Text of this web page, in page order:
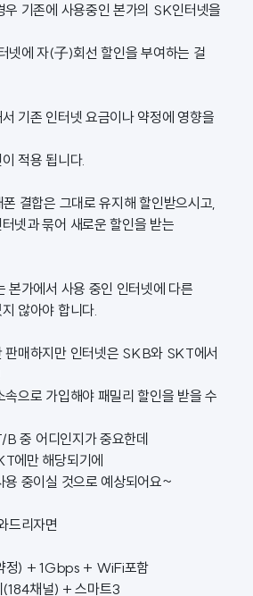
우 기존에 사용중인 본가의 SK인터넷을
넷에 자(子)회선 할인을 부여하는 걸
기존 인터넷 요금이나 약정에 영향을
적용 됩니다.
결합은 그대로 유지해 할인받으시고,
넷과 묶어 새로운 할인을 받는
본가에서 사용 중인 인터넷에 다른
않아야 합니다.
매하지만 인터넷은 SKB와 SKT에서
으로 가입해야 패밀리 할인을 받을 수
중 어디인지가 중요한데
에만 해당되기에
중이실 것으로 예상되어요~
드리자면
정) + 1Gbps + WiFi포함
채널) + 스마트3